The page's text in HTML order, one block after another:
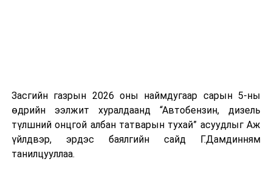
Засгийн газрын 2026 оны наймдугаар сарын 5-ны
өдрийн ээлжит хуралдаанд “Автобензин, дизель
түлшний онцгой албан татварын тухай” асуудлыг Аж
үйлдвэр, эрдэс баялгийн сайд Г.Дамдинням
танилцууллаа.